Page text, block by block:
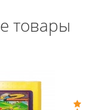
товары